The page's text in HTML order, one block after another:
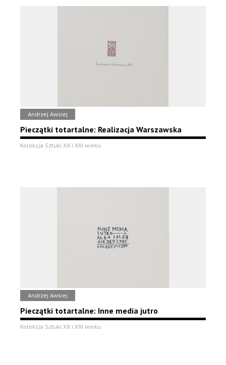
Andrzej Awsiej
Pieczątki totartalne: Realizacja Warszawska
Kolekcja Sztuki XX i XXI wieku
Andrzej Awsiej
Pieczątki totartalne: Inne media jutro
Kolekcja Sztuki XX i XXI wieku